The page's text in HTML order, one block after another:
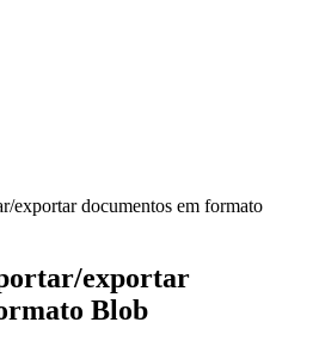
exportar documentos em formato
exportar
Blob